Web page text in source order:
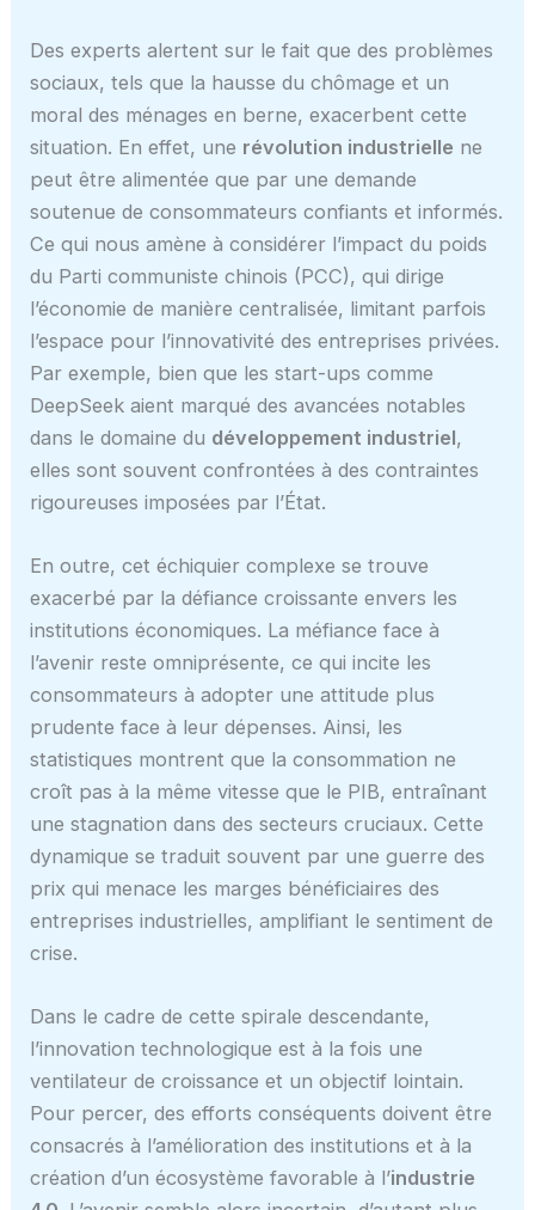
Des experts alertent sur le fait que des problèmes
sociaux, tels que la hausse du chômage et un
moral des ménages en berne, exacerbent cette
situation. En effet, une révolution industrielle ne
peut être alimentée que par une demande
soutenue de consommateurs confiants et informés.
Ce qui nous amène à considérer l’impact du poids
du Parti communiste chinois (PCC), qui dirige
l’économie de manière centralisée, limitant parfois
l’espace pour l’innovativité des entreprises privées.
Par exemple, bien que les start-ups comme
DeepSeek aient marqué des avancées notables
dans le domaine du développement industriel,
elles sont souvent confrontées à des contraintes
rigoureuses imposées par l’État.
En outre, cet échiquier complexe se trouve
exacerbé par la défiance croissante envers les
institutions économiques. La méfiance face à
l’avenir reste omniprésente, ce qui incite les
consommateurs à adopter une attitude plus
prudente face à leur dépenses. Ainsi, les
statistiques montrent que la consommation ne
croît pas à la même vitesse que le PIB, entraînant
une stagnation dans des secteurs cruciaux. Cette
dynamique se traduit souvent par une guerre des
prix qui menace les marges bénéficiaires des
entreprises industrielles, amplifiant le sentiment de
crise.
Dans le cadre de cette spirale descendante,
l’innovation technologique est à la fois une
ventilateur de croissance et un objectif lointain.
Pour percer, des efforts conséquents doivent être
consacrés à l’amélioration des institutions et à la
création d’un écosystème favorable à l’industrie